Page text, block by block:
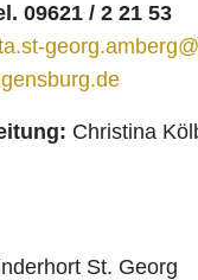
09621 / 2 21 53
Christina